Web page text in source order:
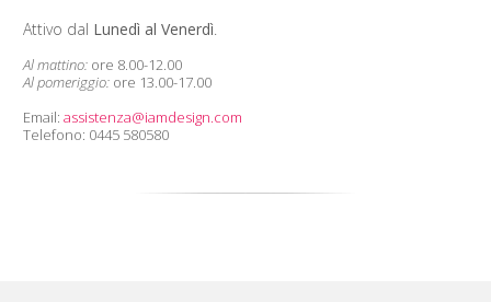
Attivo dal Lunedì al Venerdì
Al mattino: ore 8.00-12.00
Al pomeriggio: ore 13.00-17.00
Email: assistenza@iamdesign.com
Telefono: 0445 580580